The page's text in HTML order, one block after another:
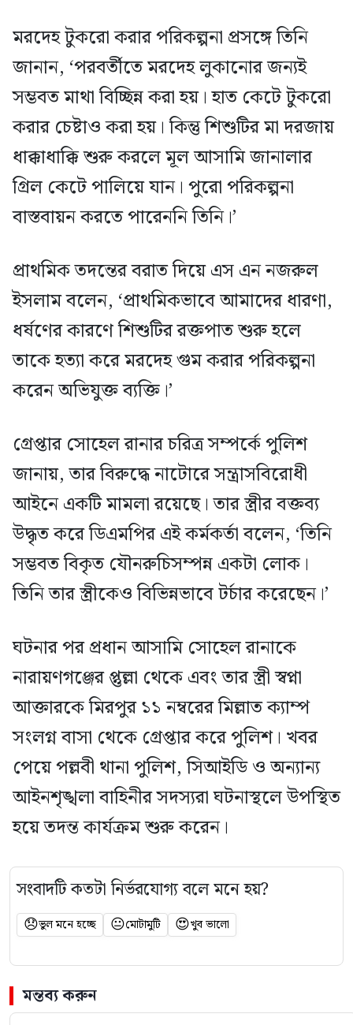
মরদেহ টুকরো করার পরিকল্পনা প্রসঙ্গে তিনি
জানান, ‘পরবর্তীতে মরদেহ লুকানোর জন্যই
সম্ভবত মাথা বিচ্ছিন্ন করা হয়। হাত কেটে টুকরো
করার চেষ্টাও করা হয়। কিন্তু শিশুটির মা দরজায়
ধাক্কাধাক্কি শুরু করলে মূল আসামি জানালার
গ্রিল কেটে পালিয়ে যান। পুরো পরিকল্পনা
বাস্তবায়ন করতে পারেননি তিনি।’
প্রাথমিক তদন্তের বরাত দিয়ে এস এন নজরুল
ইসলাম বলেন, ‘প্রাথমিকভাবে আমাদের ধারণা,
ধর্ষণের কারণে শিশুটির রক্তপাত শুরু হলে
তাকে হত্যা করে মরদেহ গুম করার পরিকল্পনা
করেন অভিযুক্ত ব্যক্তি।’
গ্রেপ্তার সোহেল রানার চরিত্র সম্পর্কে পুলিশ
জানায়, তার বিরুদ্ধে নাটোরে সন্ত্রাসবিরোধী
আইনে একটি মামলা রয়েছে। তার স্ত্রীর বক্তব্য
উদ্ধৃত করে ডিএমপির এই কর্মকর্তা বলেন, ‘তিনি
সম্ভবত বিকৃত যৌনরুচিসম্পন্ন একটা লোক।
তিনি তার স্ত্রীকেও বিভিন্নভাবে টর্চার করেছেন।’
ঘটনার পর প্রধান আসামি সোহেল রানাকে
নারায়ণগঞ্জের প্তুল্লা থেকে এবং তার স্ত্রী স্বপ্না
আক্তারকে মিরপুর ১১ নম্বরের মিল্লাত ক্যাম্প
সংলগ্ন বাসা থেকে গ্রেপ্তার করে পুলিশ। খবর
পেয়ে পল্লবী থানা পুলিশ, সিআইডি ও অন্যান্য
আইনশৃঙ্খলা বাহিনীর সদস্যরা ঘটনাস্থলে উপস্থিত
হয়ে তদন্ত কার্যক্রম শুরু করেন।
সংবাদটি কতটা নির্ভরযোগ্য বলে মনে হয়?
😞ভুল মনে হচ্ছে 😐মোটামুটি 😍খুব ভালো
মন্তব্য করুন